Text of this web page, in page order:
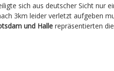
sich aus deutscher Sicht nur
3km leider verletzt aufgeben
und Halle repräsentierten